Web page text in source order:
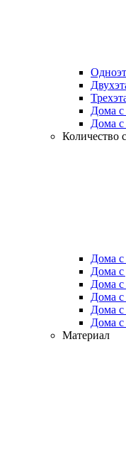
Дома
Дома с
Количество
Дома с
Дома с
Дома с
Дома с
Дома с
Дома с
Материал